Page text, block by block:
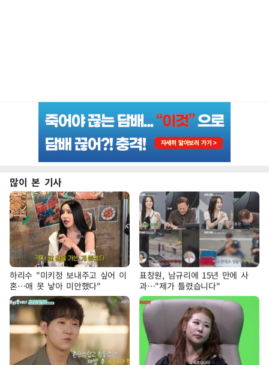
많이 본 기사
하리수 "미키정 보내주고 싶어 이
혼…애 못 낳아 미안했다"
표창원, 남규리에 15년 만에 사
과…"제가 틀렸습니다"